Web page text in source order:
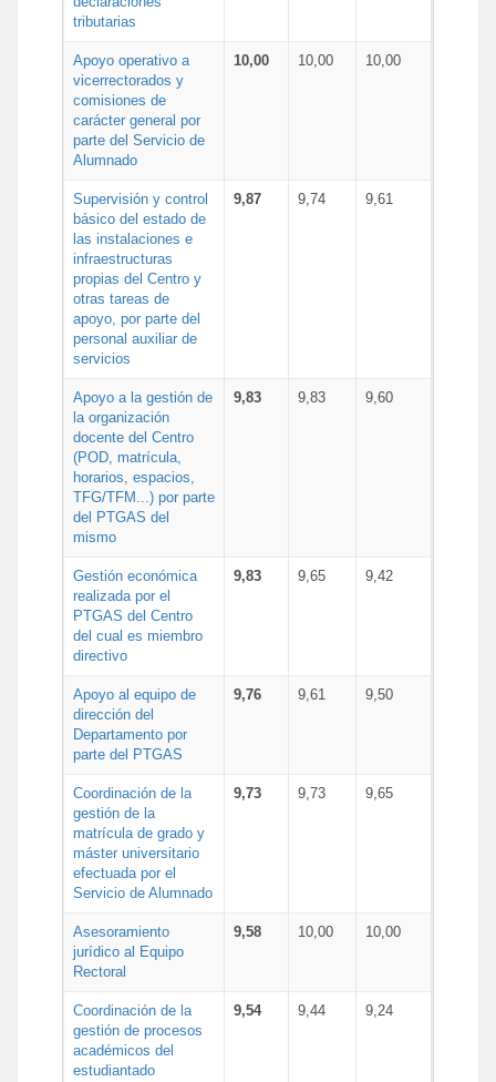
tributarias
Apoyo operativo a
vicerrectorados y
comisiones de
carácter general por
parte del Servicio de
Alumnado
10,00 10,00 10,00
Supervisión y control
básico del estado de
las instalaciones e
infraestructuras
propias del Centro y
otras tareas de
apoyo, por parte del
personal auxiliar de
servicios
9,87 9,74 9,61
Apoyo a la gestión de
la organización
docente del Centro
(POD, matrícula,
horarios, espacios,
TFG/TFM...) por parte
del PTGAS del
mismo
9,83 9,83 9,60
Gestión económica
realizada por el
PTGAS del Centro
del cual es miembro
directivo
9,83 9,65 9,42
Apoyo al equipo de
dirección del
Departamento por
parte del PTGAS
9,76 9,61 9,50
Coordinación de la
gestión de la
matrícula de grado y
máster universitario
efectuada por el
Servicio de Alumnado
9,73 9,73 9,65
Asesoramiento
jurídico al Equipo
Rectoral
9,58 10,00 10,00
Coordinación de la
gestión de procesos
académicos del
estudiantado
9,54 9,44 9,24